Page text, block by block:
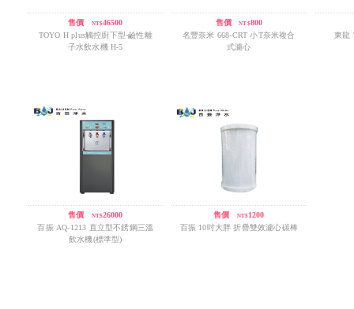
售價 NT$46500
TOYO H plus觸控廚下型-鹼性離
子水飲水機 H-5
售價/NT$800
名豐奈米 668-CRT 小T奈米複合
式濾心
東龍
售價 NT$26000
百振 AQ-1213 直立型不銹鋼三溫
飲水機(標準型)
售價 NT$1200
百振 10吋大胖 折疊雙效濾心碳棒